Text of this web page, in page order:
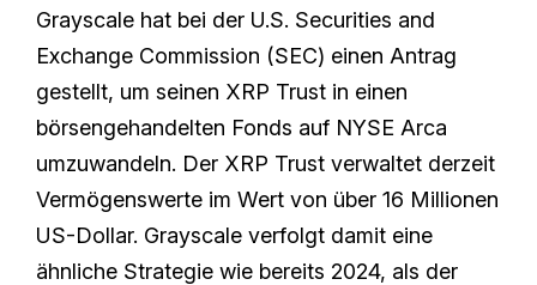
Grayscale hat bei der U.S. Securities and
Exchange Commission (SEC) einen Antrag
gestellt, um seinen XRP Trust in einen
börsengehandelten Fonds auf NYSE Arca
umzuwandeln. Der XRP Trust verwaltet derzeit
Vermögenswerte im Wert von über 16 Millionen
US-Dollar. Grayscale verfolgt damit eine
ähnliche Strategie wie bereits 2024, als der